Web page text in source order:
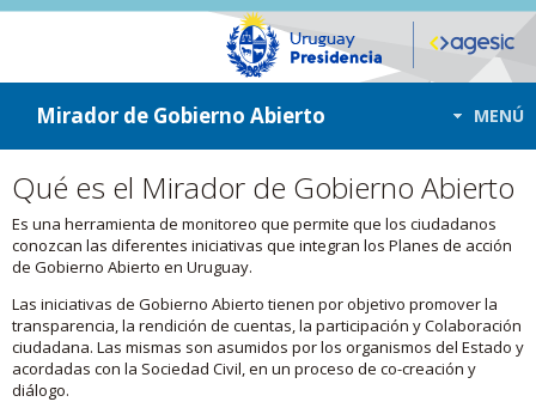
ir a contenido
ir al menú
Mirador de Gobierno Abierto MENÚ
Qué es el Mirador de Gobierno Abierto
Es una herramienta de monitoreo que permite que los ciudadanos
conozcan las diferentes iniciativas que integran los Planes de acción
de Gobierno Abierto en Uruguay.
Las iniciativas de Gobierno Abierto tienen por objetivo promover la
transparencia, la rendición de cuentas, la participación y Colaboración
ciudadana. Las mismas son asumidos por los organismos del Estado y
acordadas con la Sociedad Civil, en un proceso de co-creación y
diálogo.